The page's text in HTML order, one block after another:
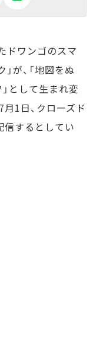
ドワンゴのスマ
が、「地図をぬ
として生まれ変
1日、クローズド
信するとしてい